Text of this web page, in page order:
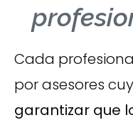
Cada
por asesores
garantizar que